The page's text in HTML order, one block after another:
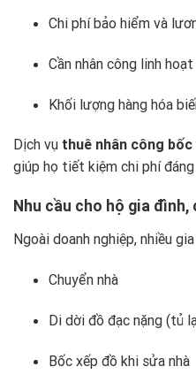
Chi phí bảo hiểm và
Cần nhân công linh
Khối lượng hàng hóa
Dịch vụ thuê nhân công bốc
giúp họ tiết kiệm chi phí đáng
Nhu cầu cho hộ gia đình,
Ngoài doanh nghiệp, nhiều
Chuyển nhà
Di dời đồ đạc nặng (tủ
Bốc xếp đồ khi sửa nhà